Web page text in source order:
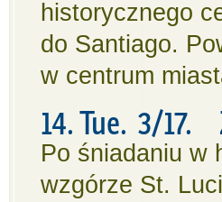
historycznego
do Santiago.
w centrum
14. Tue. 3/17.
Po śniadaniu w
wzgórze St.